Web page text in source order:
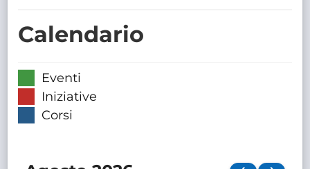
Calendario
Eventi
Iniziative
Corsi